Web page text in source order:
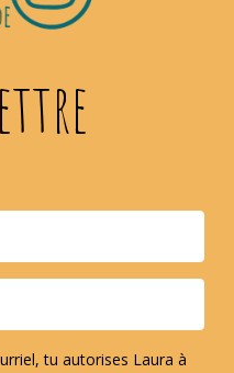
tu autorises Laura à